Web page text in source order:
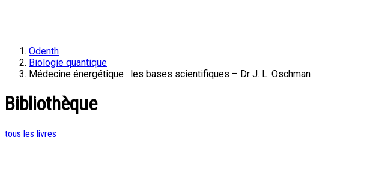
Odenth
Biologie quantique
Médecine énergétique : les bases scientifiques – Dr J. L. Oschman
Bibliothèque
tous les livres